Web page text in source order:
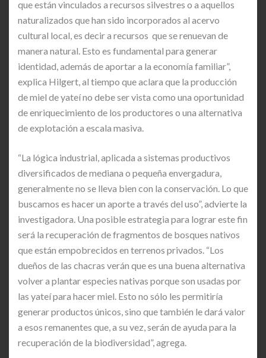
que están vinculados a recursos silvestres o a aquellos
naturalizados que han sido incorporados al acervo
cultural local, es decir a recursos que se renuevan de
manera natural. Esto es fundamental para generar
identidad, además de aportar a la economía familiar”,
explica Hilgert, al tiempo que aclara que la producción
de miel de yateí no debe ser vista como una oportunidad
de enriquecimiento de los productores o una alternativa
de explotación a escala masiva.
“La lógica industrial, aplicada a sistemas productivos
diversificados de mediana o pequeña envergadura,
generalmente no se lleva bien con la conservación. Lo que
buscamos es hacer un aporte a través del uso”, advierte la
investigadora. Una posible estrategia para lograr este fin
será la recuperación de fragmentos de bosques nativos
que están empobrecidos en terrenos privados. “Los
dueños de las chacras verán que es una buena alternativa
volver a plantar especies nativas porque son usadas por
las yateí para hacer miel. Esto no sólo les permitiría
generar productos únicos, sino que también le dará valor
a esos remanentes que, a su vez, serán de ayuda para la
recuperación de la biodiversidad”, agrega.